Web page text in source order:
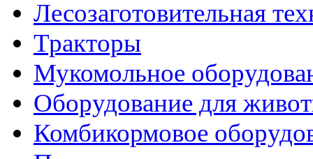
Лесозаготовительная
Тракторы
Мукомольное
Оборудование для
Комбикормовое